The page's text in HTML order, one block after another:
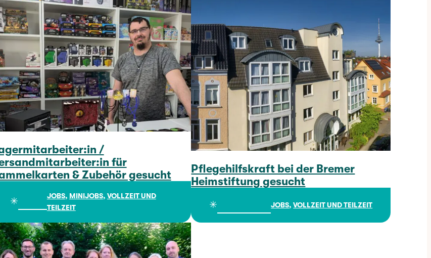
/
für
& Zubehör gesucht
Lagermitarbeiter:in / Versandmitarbeiter:in für Sammelkarten & Zubehör gesucht
✳︎
JOBS, MINIJOBS, VOLLZEIT UND
TEILZEIT
Pflegehilfskraft bei der Bremer
Heimstiftung gesucht
Pflegehilfskraft bei der Bremer Heimstiftung gesucht
✳︎
JOBS, VOLLZEIT UND TEILZEIT